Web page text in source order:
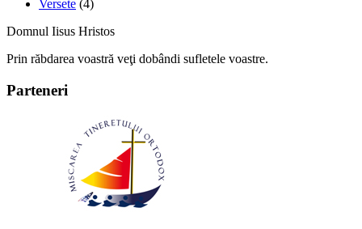
Versete (4)
Domnul Iisus Hristos
Prin răbdarea voastră veţi dobândi sufletele voastre.
Parteneri